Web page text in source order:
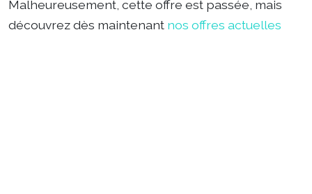
Malheureusement, cette offre est passée, mais
découvrez dès maintenant nos offres actuelles